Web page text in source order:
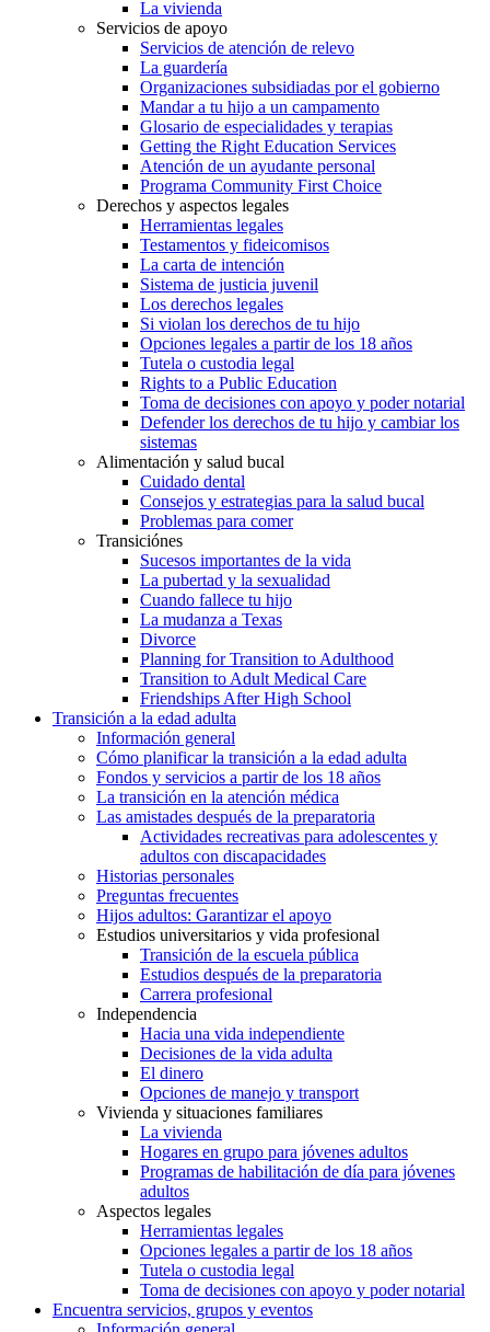
La vivienda
Servicios de apoyo
Servicios de atención de relevo
La guardería
Organizaciones subsidiadas por el gobierno
Mandar a tu hijo a un campamento
Glosario de especialidades y terapias
Getting the Right Education Services
Atención de un ayudante personal
Programa Community First Choice
Derechos y aspectos legales
Herramientas legales
Testamentos y fideicomisos
La carta de intención
Sistema de justicia juvenil
Los derechos legales
Si violan los derechos de tu hijo
Opciones legales a partir de los 18 años
Tutela o custodia legal
Rights to a Public Education
Toma de decisiones con apoyo y poder notarial
Defender los derechos de tu hijo y cambiar los
sistemas
Alimentación y salud bucal
Cuidado dental
Consejos y estrategias para la salud bucal
Problemas para comer
Transiciónes
Sucesos importantes de la vida
La pubertad y la sexualidad
Cuando fallece tu hijo
La mudanza a Texas
Divorce
Planning for Transition to Adulthood
Transition to Adult Medical Care
Friendships After High School
Transición a la edad adulta
Información general
Cómo planificar la transición a la edad adulta
Fondos y servicios a partir de los 18 años
La transición en la atención médica
Las amistades después de la preparatoria
Actividades recreativas para adolescentes y
adultos con discapacidades
Historias personales
Preguntas frecuentes
Hijos adultos: Garantizar el apoyo
Estudios universitarios y vida profesional
Transición de la escuela pública
Estudios después de la preparatoria
Carrera profesional
Independencia
Hacia una vida independiente
Decisiones de la vida adulta
El dinero
Opciones de manejo y transport
Vivienda y situaciones familiares
La vivienda
Hogares en grupo para jóvenes adultos
Programas de habilitación de día para jóvenes
adultos
Aspectos legales
Herramientas legales
Opciones legales a partir de los 18 años
Tutela o custodia legal
Toma de decisiones con apoyo y poder notarial
Encuentra servicios, grupos y eventos